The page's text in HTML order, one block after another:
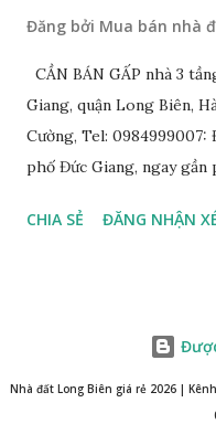
Đăng bởi Mua bán nhà
CẦN BÁN GẤP nhà 3
Giang, quận Long Biên,
Cường, Tel: 0984999007:
phố Đức Giang, ngay gần
2011, diện tích: 75m2,
cải tạo lên tầng. * Có
được 2 ô tô trong sân; *
Pháp lý: sổ đỏ chính
CHIA SẺ ĐĂNG NHẬN
Nhà đất Long Biên giá rẻ 2026 |